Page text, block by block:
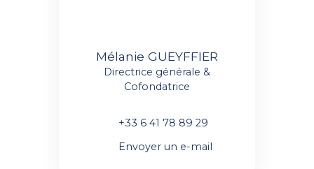
Mélanie GUEYFFIER
Directrice générale &
Cofondatrice
+33 6 41 78 89 29
Envoyer un e-mail